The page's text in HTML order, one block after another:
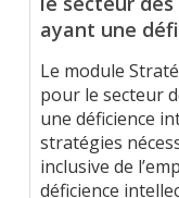
ayant une
Le module
pour le secteur
une déficience
stratégies
inclusive de
déficience